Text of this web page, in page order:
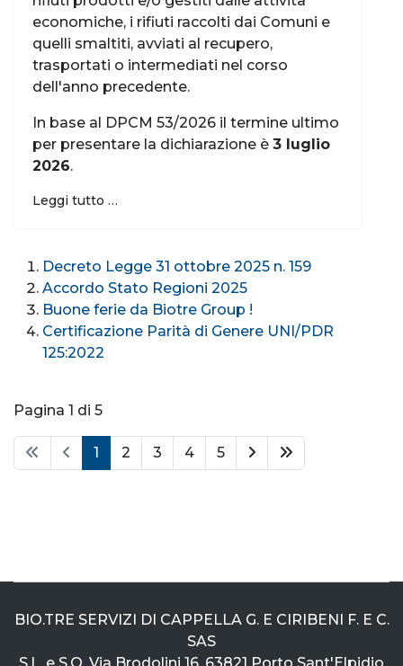
economiche, i rifiuti raccolti dai Comuni e
quelli smaltiti, avviati al recupero,
trasportati o intermediati nel corso
dell'anno precedente.
In base al DPCM 53/2026 il termine ultimo
per presentare la dichiarazione è 3 luglio
2026.
Leggi tutto …
Decreto Legge 31 ottobre 2025 n. 159
Accordo Stato Regioni 2025
Buone ferie da Biotre Group !
Certificazione Parità di Genere UNI/PDR
125:2022
Pagina 1 di 5
1 2 3 4 5
BIO.TRE SERVIZI DI CAPPELLA G. E CIRIBENI F. E C.
SAS